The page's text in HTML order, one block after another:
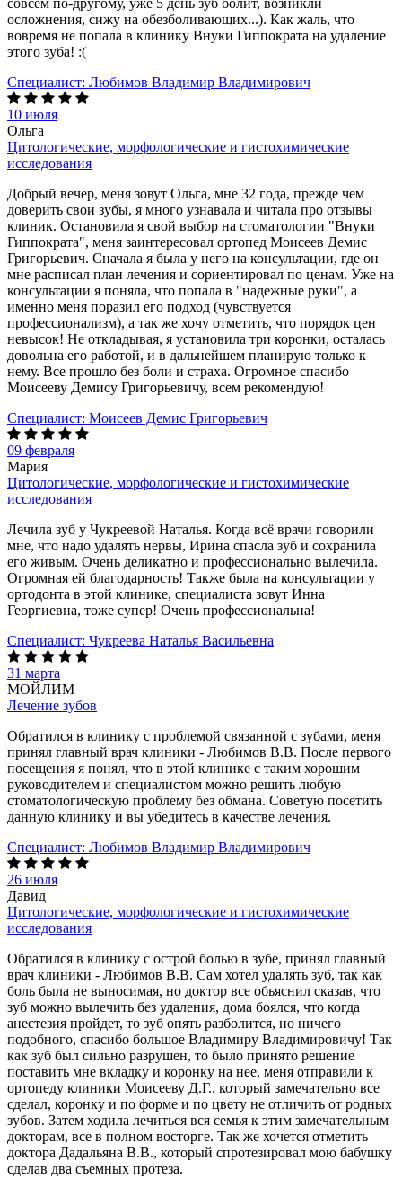
совсем по-другому, уже 5 день зуб болит, возникли
осложнения, сижу на обезболивающих...). Как жаль, что
вовремя не попала в клинику Внуки Гиппократа на удаление
этого зуба! :(
Специалист: Любимов Владимир Владимирович
10 июля
Ольга
Цитологические, морфологические и гистохимические
исследования
Добрый вечер, меня зовут Ольга, мне 32 года, прежде чем
доверить свои зубы, я много узнавала и читала про отзывы
клиник. Остановила я свой выбор на стоматологии "Внуки
Гиппократа", меня заинтересовал ортопед Моисеев Демис
Григорьевич. Сначала я была у него на консультации, где он
мне расписал план лечения и сориентировал по ценам. Уже на
консультации я поняла, что попала в "надежные руки", а
именно меня поразил его подход (чувствуется
профессионализм), а так же хочу отметить, что порядок цен
невысок! Не откладывая, я установила три коронки, осталась
довольна его работой, и в дальнейшем планирую только к
нему. Все прошло без боли и страха. Огромное спасибо
Моисееву Демису Григорьевичу, всем рекомендую!
Специалист: Моисеев Демис Григорьевич
09 февраля
Мария
Цитологические, морфологические и гистохимические
исследования
Лечила зуб у Чукреевой Наталья. Когда всё врачи говорили
мне, что надо удалять нервы, Ирина спасла зуб и сохранила
его живым. Очень деликатно и профессионально вылечила.
Огромная ей благодарность! Также была на консультации у
ортодонта в этой клинике, специалиста зовут Инна
Георгиевна, тоже супер! Очень профессиональна!
Специалист: Чукреева Наталья Васильевна
31 марта
МОЙЛИМ
Лечение зубов
Обратился в клинику с проблемой связанной с зубами, меня
принял главный врач клиники - Любимов В.В. После первого
посещения я понял, что в этой клинике с таким хорошим
руководителем и специалистом можно решить любую
стоматологическую проблему без обмана. Советую посетить
данную клинику и вы убедитесь в качестве лечения.
Специалист: Любимов Владимир Владимирович
26 июля
Давид
Цитологические, морфологические и гистохимические
исследования
Обратился в клинику с острой болью в зубе, принял главный
врач клиники - Любимов В.В. Сам хотел удалять зуб, так как
боль была не выносимая, но доктор все обьяснил сказав, что
зуб можно вылечить без удаления, дома боялся, что когда
анестезия пройдет, то зуб опять разболится, но ничего
подобного, спасибо большое Владимиру Владимировичу! Так
как зуб был сильно разрушен, то было принято решение
поставить мне вкладку и коронку на нее, меня отправили к
ортопеду клиники Моисееву Д.Г., который замечательно все
сделал, коронку и по форме и по цвету не отличить от родных
зубов. Затем ходила лечиться вся семья к этим замечательным
докторам, все в полном восторге. Так же хочется отметить
доктора Дадальяна В.В., который спротезировал мою бабушку
сделав два съемных протеза.